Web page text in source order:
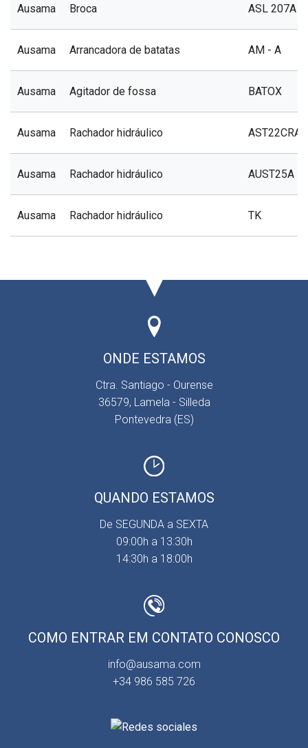
Ausama Broca ASL 207A
Ausama Arrancadora de batatas AM - A
Ausama Agitador de fossa BATOX
Ausama Rachador hidráulico AST22CRA
Ausama Rachador hidráulico AUST25A
Ausama Rachador hidráulico TK
ONDE ESTAMOS
Ctra. Santiago - Ourense
36579, Lamela - Silleda
Pontevedra (ES)
QUANDO ESTAMOS
De SEGUNDA a SEXTA
09:00h a 13:30h
14:30h a 18:00h
COMO ENTRAR EM CONTATO CONOSCO
info@ausama.com
+34 986 585 726